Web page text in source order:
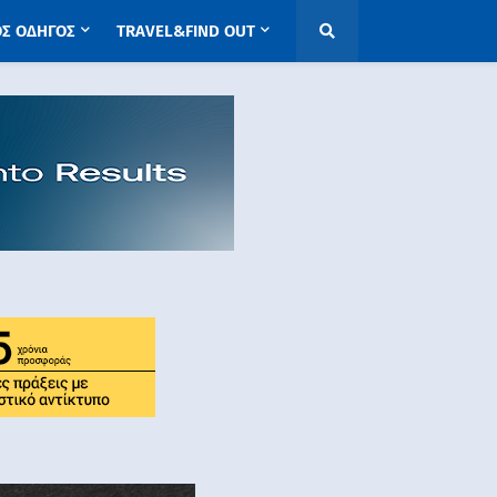
ΟΔΗΓΟΣ TRAVEL&FIND OUT